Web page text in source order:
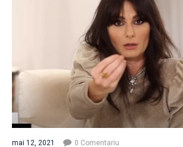
mai 12, 2021 0 Comentariu